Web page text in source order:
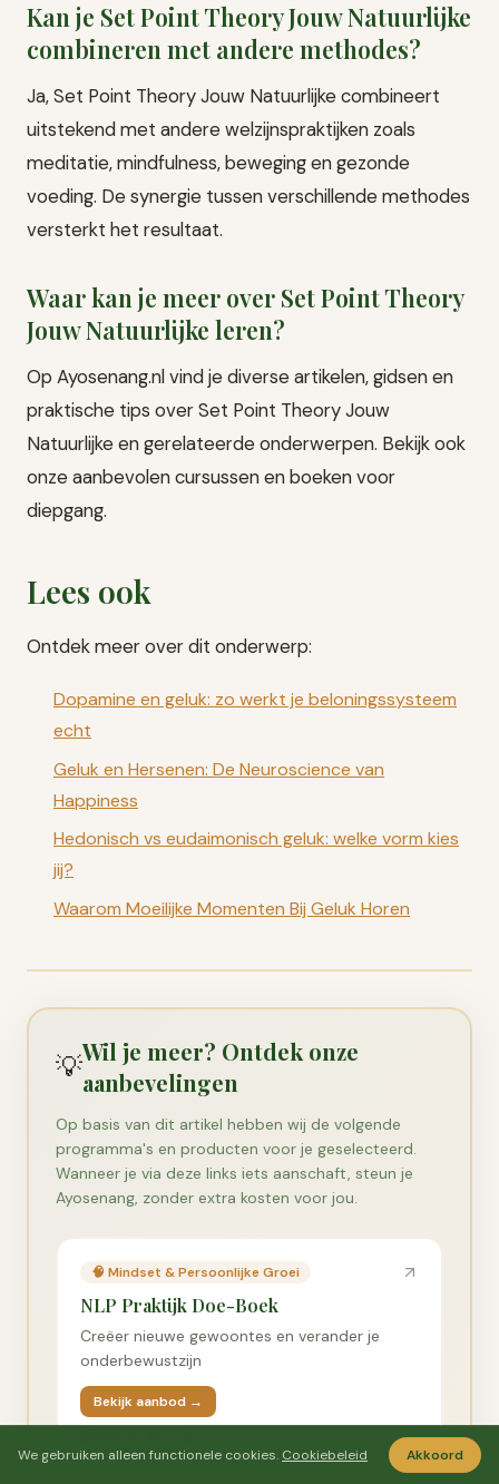
Kan je Set Point Theory Jouw Natuurlijke
combineren met andere methodes?
Ja, Set Point Theory Jouw Natuurlijke combineert
uitstekend met andere welzijnspraktijken zoals
meditatie, mindfulness, beweging en gezonde
voeding. De synergie tussen verschillende methodes
versterkt het resultaat.
Waar kan je meer over Set Point Theory
Jouw Natuurlijke leren?
Op Ayosenang.nl vind je diverse artikelen, gidsen en
praktische tips over Set Point Theory Jouw
Natuurlijke en gerelateerde onderwerpen. Bekijk ook
onze aanbevolen cursussen en boeken voor
diepgang.
Lees ook
Ontdek meer over dit onderwerp:
Dopamine en geluk: zo werkt je beloningssysteem
echt
Geluk en Hersenen: De Neuroscience van
Happiness
Hedonisch vs eudaimonisch geluk: welke vorm kies
jij?
Waarom Moeilijke Momenten Bij Geluk Horen
💡Wil je meer? Ontdek onze
aanbevelingen
Op basis van dit artikel hebben wij de volgende
programma's en producten voor je geselecteerd.
Wanneer je via deze links iets aanschaft, steun je
Ayosenang, zonder extra kosten voor jou.
🧠 Mindset & Persoonlijke Groei
NLP Praktijk Doe-Boek
Creëer nieuwe gewoontes en verander je
onderbewustzijn
Bekijk aanbod →
We gebruiken alleen functionele cookies. Cookiebeleid Akkoord